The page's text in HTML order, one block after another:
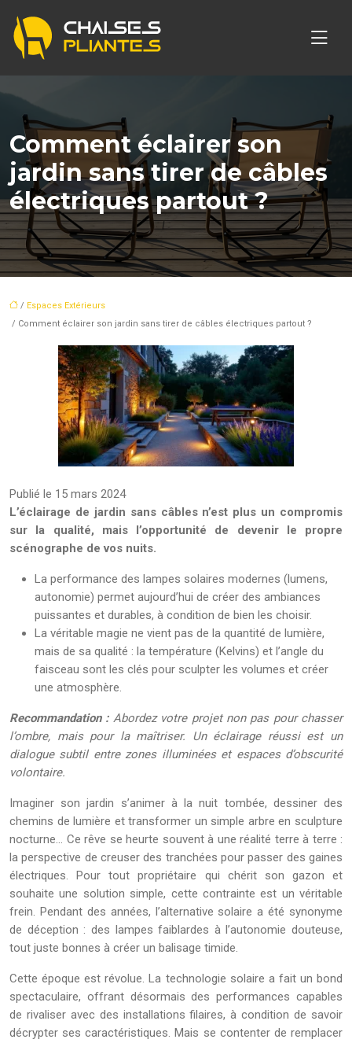
Comment éclairer son
jardin sans tirer de câbles
électriques partout ?
/ Espaces Extérieurs
/ Comment éclairer son jardin sans tirer de câbles électriques partout ?
Publié le 15 mars 2024
L’éclairage de jardin sans câbles n’est plus un compromis
sur la qualité, mais l’opportunité de devenir le propre
scénographe de vos nuits.
La performance des lampes solaires modernes (lumens,
autonomie) permet aujourd’hui de créer des ambiances
puissantes et durables, à condition de bien les choisir.
La véritable magie ne vient pas de la quantité de lumière,
mais de sa qualité : la température (Kelvins) et l’angle du
faisceau sont les clés pour sculpter les volumes et créer
une atmosphère.
Recommandation :Abordez votre projet non pas pour chasser
l’ombre, mais pour la maîtriser. Un éclairage réussi est un
dialogue subtil entre zones illuminées et espaces d’obscurité
volontaire.
Imaginer son jardin s’animer à la nuit tombée, dessiner des
chemins de lumière et transformer un simple arbre en sculpture
nocturne… Ce rêve se heurte souvent à une réalité terre à terre :
la perspective de creuser des tranchées pour passer des gaines
électriques. Pour tout propriétaire qui chérit son gazon et
souhaite une solution simple, cette contrainte est un véritable
frein. Pendant des années, l’alternative solaire a été synonyme
de déception : des lampes faiblardes à l’autonomie douteuse,
tout juste bonnes à créer un balisage timide.
Cette époque est révolue. La technologie solaire a fait un bond
spectaculaire, offrant désormais des performances capables
de rivaliser avec des installations filaires, à condition de savoir
décrypter ses caractéristiques. Mais se contenter de remplacer